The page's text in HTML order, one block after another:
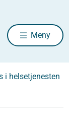
Meny
i helsetjenesten